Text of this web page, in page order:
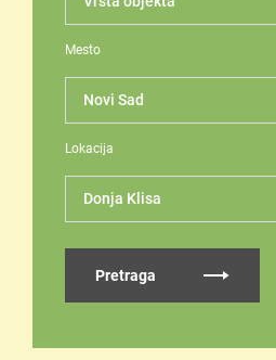
Mesto
Lokacija
Donja Klisa
Pretraga